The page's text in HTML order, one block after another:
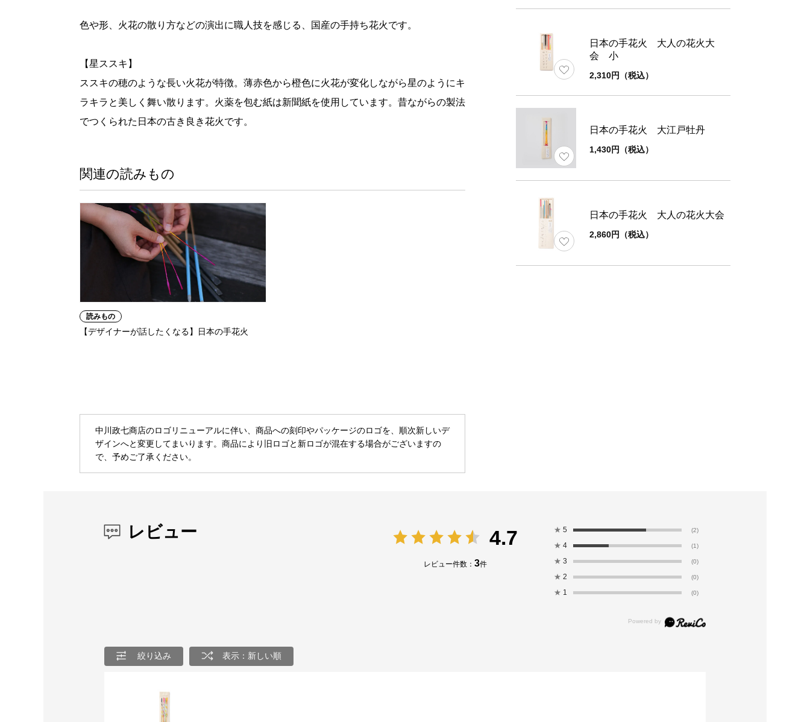
色や形、火花の散り方などの演出に職人技を感じる、国産の手持ち花火です。
【星ススキ】
ススキの穂のような長い火花が特徴。薄赤色から橙色に火花が変化しながら星のようにキ
ラキラと美しく舞い散ります。火薬を包む紙は新聞紙を使用しています。昔ながらの製法
でつくられた日本の古き良き花火です。
関連の読みもの
読みもの
【デザイナーが話したくなる】日本の手花火
火花 赤色～橙色
燃焼時間 約40秒
サイズ
中川政七商店のロゴリニューアルに伴い、商品への刻印やパッケージのロゴを、順次新しいデ
ザインへと変更してまいります。商品により旧ロゴと新ロゴが混在する場合がございますの
で、予めご了承ください。
日本の手花火 大人の花火大
会 小
2,310円（税込）
日本の手花火 大江戸牡丹
1,430円（税込）
日本の手花火 大人の花火大会
2,860円（税込）
レビュー 4.7
レビュー件数： 3件
★ 5 (2)
★ 4 (1)
★ 3 (0)
★ 2 (0)
★ 1 (0)
絞り込み 表示：新しい順